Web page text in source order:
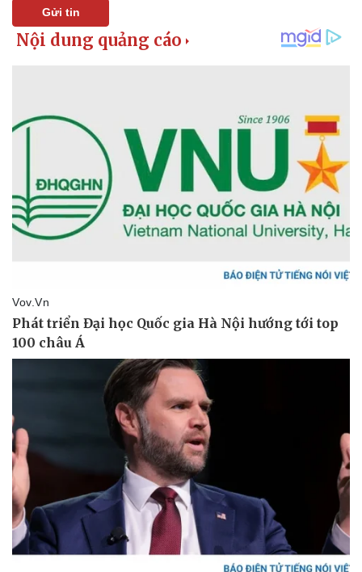
Tư vấn luật
Quân sự - Quốc phòng
Vũ khí
Việt Nam
Phân tích
Gửi tin